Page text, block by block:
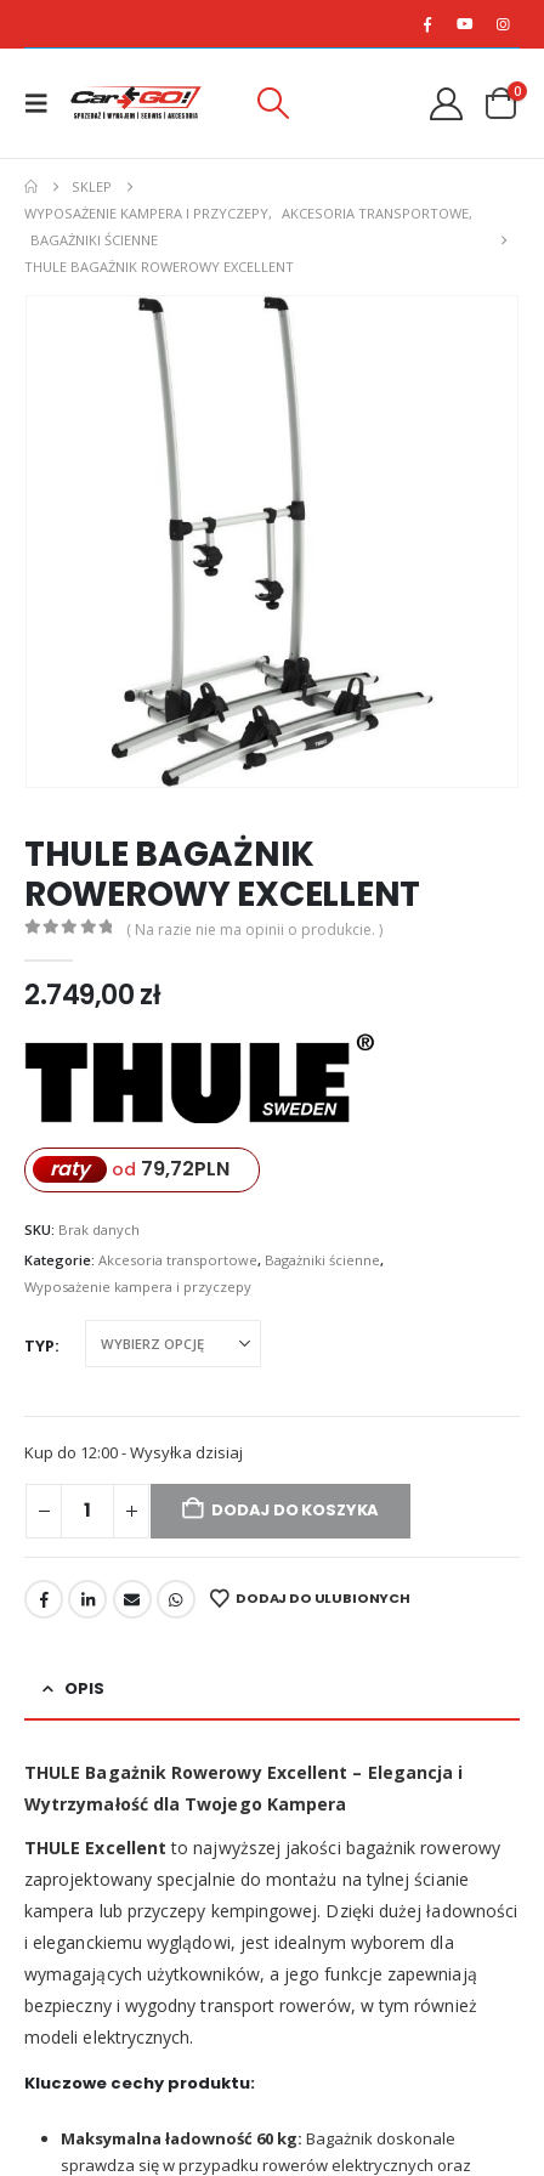
0
SKLEP
WYPOSAŻENIE KAMPERA I PRZYCZEPY, AKCESORIA TRANSPORTOWE,
BAGAŻNIKI ŚCIENNE
THULE BAGAŻNIK ROWEROWY EXCELLENT
THULE BAGAŻNIK
ROWEROWY EXCELLENT
( Na razie nie ma opinii o produkcie. )
2.749,00zł
raty od 79,72PLN
SKU: Brak danych
Kategorie: Akcesoria transportowe, Bagażniki ścienne,
Wyposażenie kampera i przyczepy
TYP
Kup do 12:00 - Wysyłka dzisiaj
DODAJ DO KOSZYKA
DODAJ DO ULUBIONYCH
OPIS
THULE Bagażnik Rowerowy Excellent – Elegancja i
Wytrzymałość dla Twojego Kampera
THULE Excellent to najwyższej jakości bagażnik rowerowy
zaprojektowany specjalnie do montażu na tylnej ścianie
kampera lub przyczepy kempingowej. Dzięki dużej ładowności
i eleganckiemu wyglądowi, jest idealnym wyborem dla
wymagających użytkowników, a jego funkcje zapewniają
bezpieczny i wygodny transport rowerów, w tym również
modeli elektrycznych.
Kluczowe cechy produktu:
Maksymalna ładowność 60 kg: Bagażnik doskonale
sprawdza się w przypadku rowerów elektrycznych oraz